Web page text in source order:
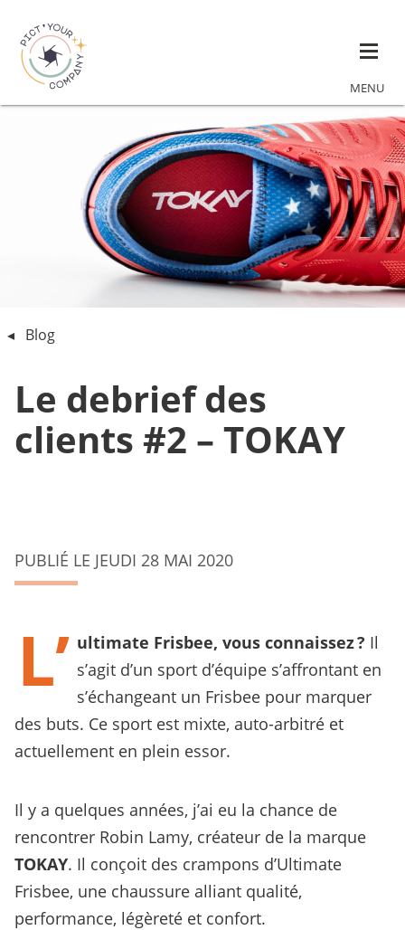
MENU
Blog
Le debrief des
clients #2 – TOKAY
PUBLIÉ LE JEUDI 28 MAI 2020
L’ ultimate Frisbee, vous connaissez ? Il
s’agit d’un sport d’équipe s’affrontant en
s’échangeant un Frisbee pour marquer
des buts. Ce sport est mixte, auto-arbitré et
actuellement en plein essor.
Il y a quelques années, j’ai eu la chance de
rencontrer Robin Lamy, créateur de la marque
TOKAY. Il conçoit des crampons d’Ultimate
Frisbee, une chaussure alliant qualité,
performance, légèreté et confort.